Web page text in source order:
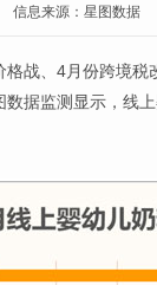
信息来源：星图数据
、4月份跨境税
据监测显示，线